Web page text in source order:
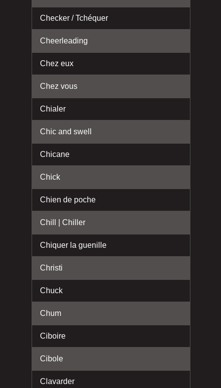
Checker / Tchéquer
Cheerleading
Chez eux
Chez vous
Chialer
Chic and swell
Chicane
Chick
Chien de poche
Chill | Chiller
Chiquer la guenille
Christi
Chuck
Chum
Ciboire
Cibole
Clavarder